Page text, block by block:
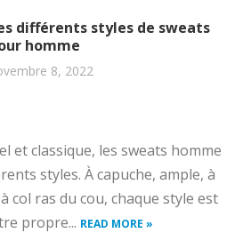
différents styles de sweats
homme
8, 2022
et classique, les sweats homme
styles. À capuche, ample, à
col ras du cou, chaque style est
propre... READ MORE »